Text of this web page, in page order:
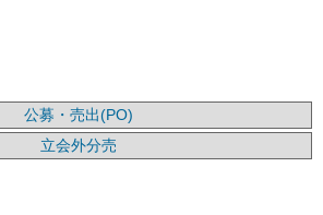
公募・売出(PO)
立会外分売